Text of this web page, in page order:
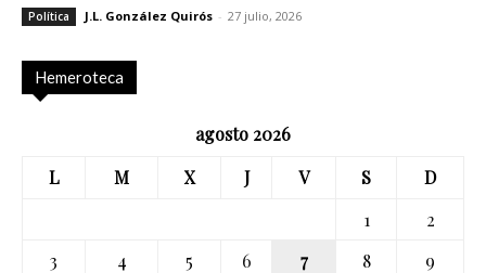
Política J.L. González Quirós - 27 julio, 2026
Hemeroteca
agosto 2026
L
M X J V S
D
1
2
3
4 5 6 7 8
9